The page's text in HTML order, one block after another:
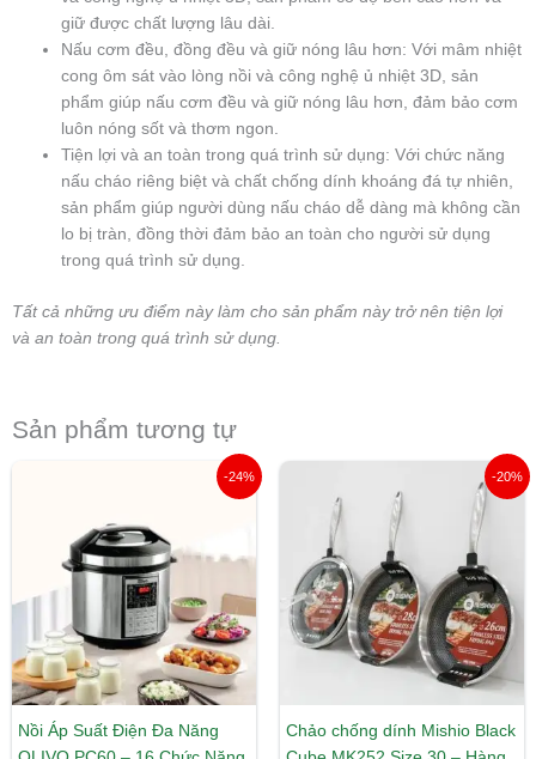
giữ được chất lượng lâu dài.
Nấu cơm đều, đồng đều và giữ nóng lâu hơn: Với mâm nhiệt
cong ôm sát vào lòng nồi và công nghệ ủ nhiệt 3D, sản
phẩm giúp nấu cơm đều và giữ nóng lâu hơn, đảm bảo cơm
luôn nóng sốt và thơm ngon.
Tiện lợi và an toàn trong quá trình sử dụng: Với chức năng
nấu cháo riêng biệt và chất chống dính khoáng đá tự nhiên,
sản phẩm giúp người dùng nấu cháo dễ dàng mà không cần
lo bị tràn, đồng thời đảm bảo an toàn cho người sử dụng
trong quá trình sử dụng.
Tất cả những ưu điểm này làm cho sản phẩm này trở nên tiện lợi
và an toàn trong quá trình sử dụng.
Sản phẩm tương tự
-24%
Nồi Áp Suất Điện Đa Năng
3.650.000 ₫.
Giá
hiện
2.790.000 ₫.
-20%
Chảo chống dính Mishio Black
gốc
890.000 ₫.
hiện
712.000 ₫.